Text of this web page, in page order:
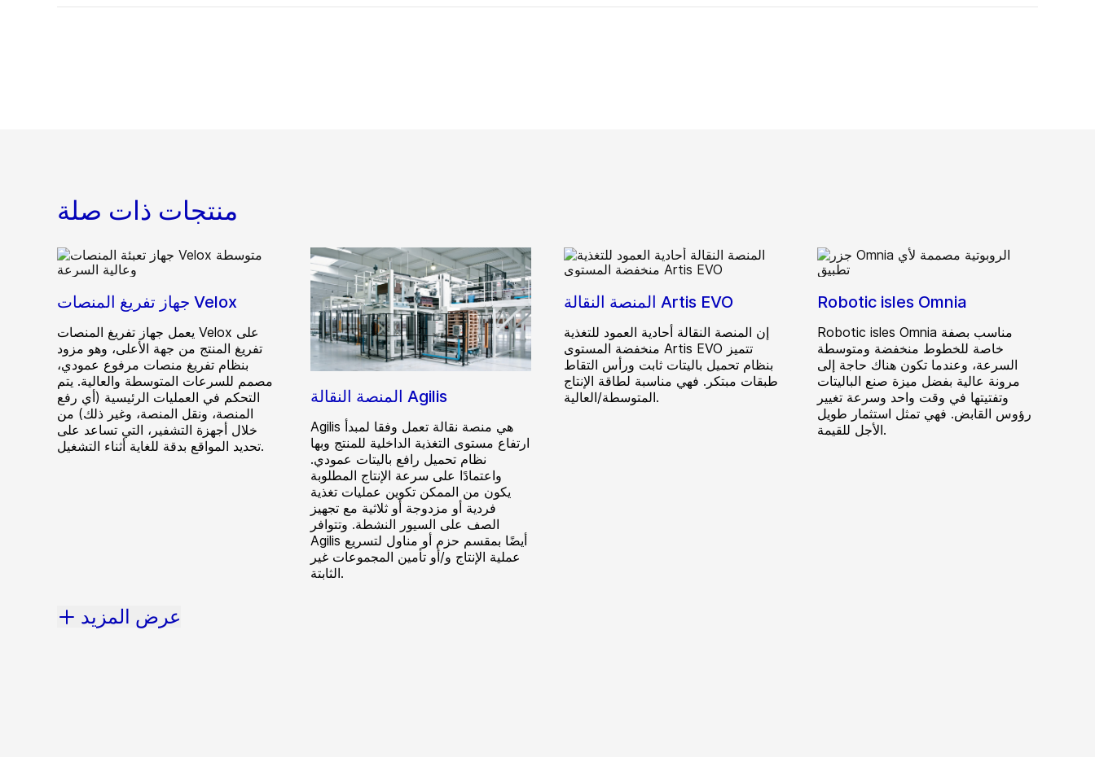
منتجات ذات صلة
جهاز تفريغ المنصات Velox
يعمل جهاز تفريغ المنصات Velox على
تفريغ المنتج من جهة الأعلى، وهو مزود
بنظام تفريغ منصات مرفوع عمودي،
مصمم للسرعات المتوسطة والعالية. يتم
التحكم في العمليات الرئيسية (أي رفع
المنصة، ونقل المنصة، وغير ذلك) من
خلال أجهزة التشفير، التي تساعد على
تحديد المواقع بدقة للغاية أثناء التشغيل.
المنصة النقالة Agilis
Agilis هي منصة نقالة تعمل وفقا لمبدأ
ارتفاع مستوى التغذية الداخلية للمنتج وبها
نظام تحميل رافع باليتات عمودي.
واعتمادًا على سرعة الإنتاج المطلوبة
يكون من الممكن تكوين عمليات تغذية
فردية أو مزدوجة أو ثلاثية مع تجهيز
الصف على السيور النشطة. وتتوافر
Agilis أيضًا بمقسم حزم أو مناول لتسريع
عملية الإنتاج و/أو تأمين المجموعات غير
الثابتة.
المنصة النقالة Artis EVO
إن المنصة النقالة أحادية العمود للتغذية
منخفضة المستوى Artis EVO تتميز
بنظام تحميل باليتات ثابت ورأس التقاط
طبقات مبتكر. فهي مناسبة لطاقة الإنتاج
المتوسطة/العالية.
Robotic isles Omnia
Robotic isles Omnia مناسب بصفة
خاصة للخطوط منخفضة ومتوسطة
السرعة، وعندما تكون هناك حاجة إلى
مرونة عالية بفضل ميزة صنع الباليتات
وتفتيتها في وقت واحد وسرعة تغيير
رؤوس القابض. فهي تمثل استثمار طويل
الأجل للقيمة.
عرض المزيد